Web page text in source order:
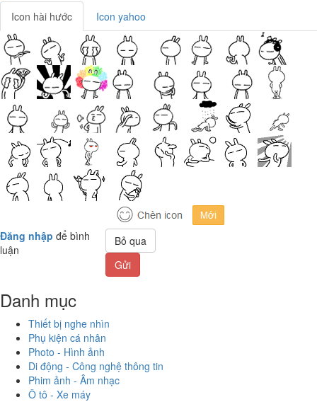
Icon hài hước Icon yahoo
Đăng nhập để bình
luận
Bỏ qua
Gửi
Danh mục
Thiết bị nghe nhìn
Phụ kiện cá nhân
Photo - Hình ảnh
Di động - Công nghệ thông tin
Phim ảnh - Âm nhạc
Ô tô - Xe máy